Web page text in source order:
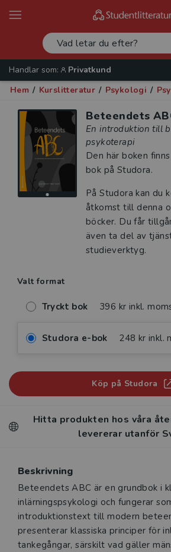
Handlar som:
Privatkund
Hem / Kurslitteratur / Psykologi /
Beteendets
En introduktion till
psykoterapi
Den här boken
bok på Studora.
På Studora kan du
åtkomst till denna
böcker. Du får
även ta del av
studieverktyg.
Valt format
Tryckt bok 396 kr inkl.
Studora e-bok 248 kr inkl.
Köp på Studora
Hitta produkten hos våra
levererar utanför
Beskrivning
Beskrivning
Beteendets ABC är en grundbok i
inlärningspsykologi och fungerar
introduktionstext till modern
presenterar klassiska principer för
tankegångar, särskilt vad gäller